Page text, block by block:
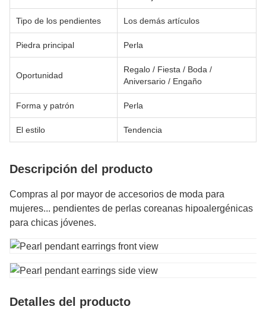
Tipo de los pendientes Los demás artículos
Piedra principal Perla
Oportunidad
Regalo / Fiesta / Boda /
Aniversario / Engaño
Forma y patrón Perla
El estilo Tendencia
Descripción del producto
Compras al por mayor de accesorios de moda para
mujeres... pendientes de perlas coreanas hipoalergénicas
para chicas jóvenes.
Detalles del producto